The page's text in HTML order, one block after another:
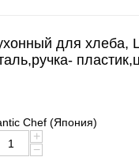
для хлеба,
Chef (Япония)
+
−